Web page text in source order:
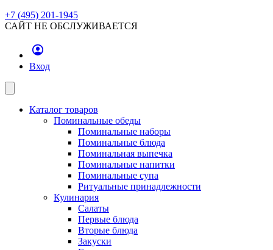
+7 (495) 201-1945
САЙТ НЕ ОБСЛУЖИВАЕТСЯ
Вход
Каталог товаров
Поминальные обеды
Поминальные наборы
Поминальные блюда
Поминальная выпечка
Поминальные напитки
Поминальные супа
Ритуальные принадлежности
Кулинария
Салаты
Первые блюда
Вторые блюда
Закуски